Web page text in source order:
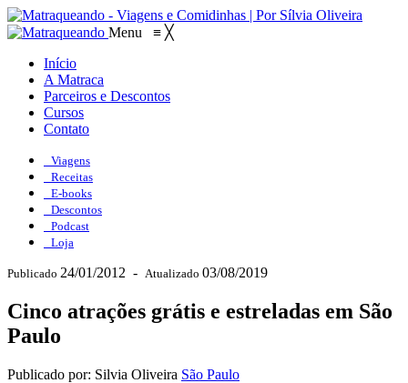
Menu ≡ ╳
Início
A Matraca
Parceiros e Descontos
Cursos
Contato
Viagens
Receitas
E-books
Descontos
Podcast
Loja
Publicado 24/01/2012 - Atualizado 03/08/2019
Cinco atrações grátis e estreladas em São
Paulo
Publicado por: Silvia Oliveira São Paulo